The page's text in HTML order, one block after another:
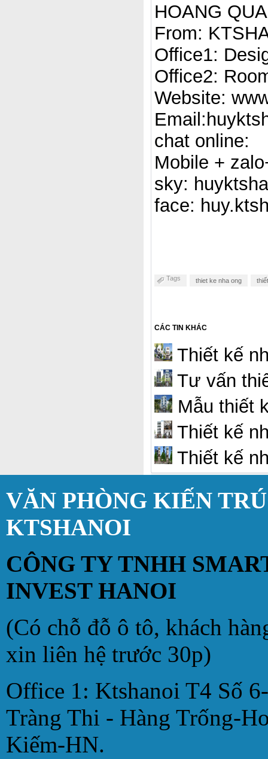
HOANG
From:
Office1:
Office2:
Website:
chat online:
Mobile +
sky:
face:
Tags thiet ke nha ong
CÁC TIN KHÁC
Thiết kế
Tư vấn
Mẫu thiết
Thiết kế
Thiết kế
VĂN PHÒNG KIẾN
KTSHANOI
CÔNG TY TNHH
INVEST HANOI
(Có chỗ đỗ ô tô, khách
xin liên hệ trước 30p)
Office 1: Ktshanoi T4 Số
Tràng Thi - Hàng Trống-
Kiếm-HN.